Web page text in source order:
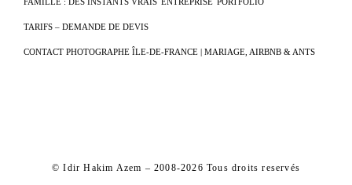
TARIFS – DEMANDE DE DEVIS
CONTACT PHOTOGRAPHE ÎLE-DE-FRANCE | MARIAGE, AIRBNB & ANTS
© Idir Hakim Azem – 2008-2026 Tous droits reservés